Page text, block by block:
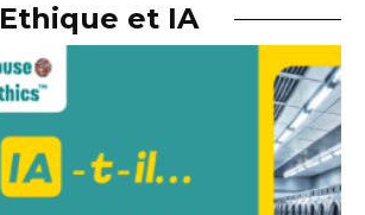
Ethique et IA